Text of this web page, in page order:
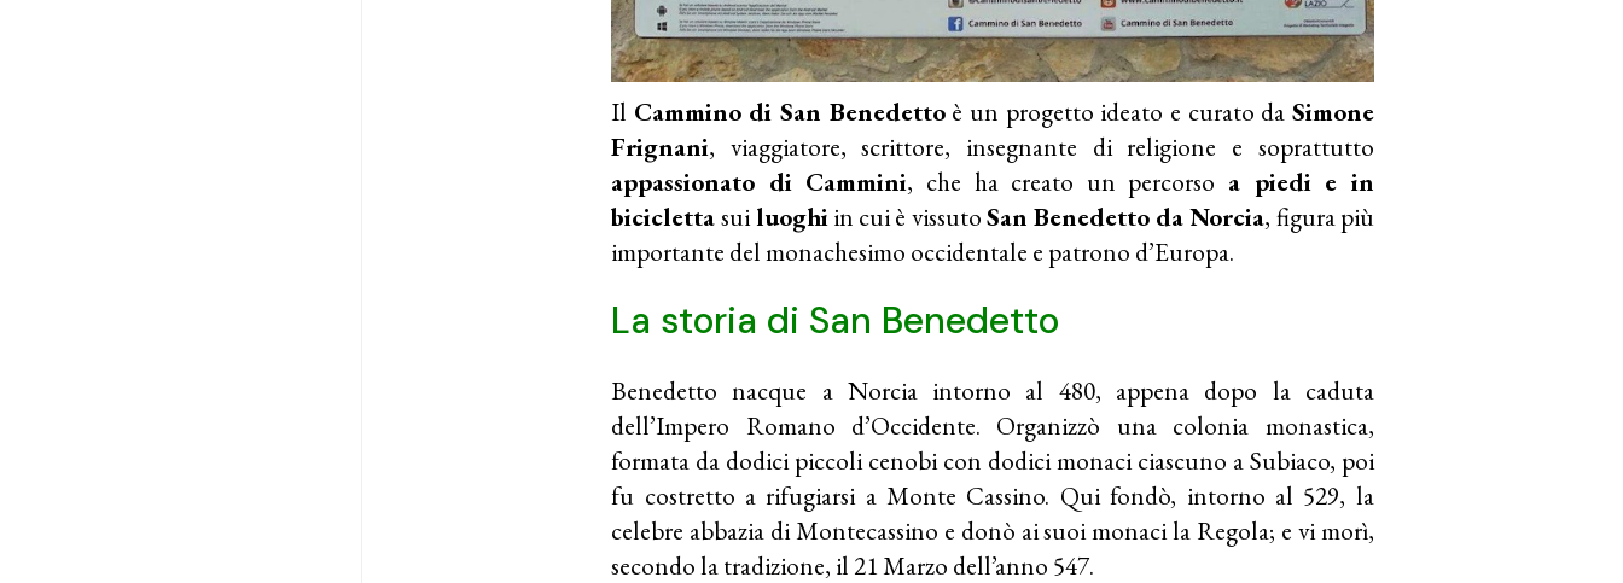
Il Cammino di San Benedettoè un progetto ideato e curato da Simone
Frignani, viaggiatore, scrittore, insegnante di religione e soprattutto
appassionato di Cammini, che ha creato un percorso a piedi e in
biciclettasuiluoghiin cui è vissutoSan Benedetto da Norcia, figura più
importante del monachesimo occidentale e patrono d’Europa.
La storia di San Benedetto
Benedetto nacque a Norcia intorno al 480, appena dopo la caduta
dell’Impero Romano d’Occidente. Organizzò una colonia monastica,
formata da dodici piccoli cenobi con dodici monaci ciascuno a Subiaco, poi
fu costretto a rifugiarsi a Monte Cassino. Qui fondò, intorno al 529, la
celebre abbazia di Montecassino e donò ai suoi monaci la Regola; e vi morì,
secondo la tradizione, il 21 Marzo dell’anno 547.